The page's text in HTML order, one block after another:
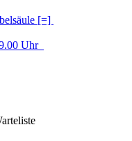
[=]
Uhr